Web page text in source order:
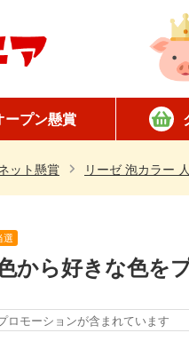
ープン懸賞
単応募
日応募
ット懸賞
選
から好きな色を
ロモーションが含まれています